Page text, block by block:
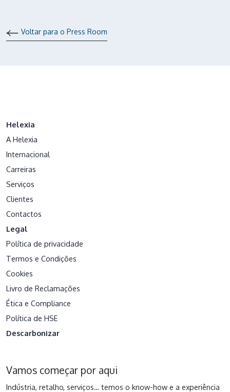
Voltar para o Press Room
Helexia
A Helexia
Internacional
Carreiras
Serviços
Clientes
Contactos
Legal
Política de privacidade
Termos e Condições
Cookies
Livro de Reclamações
Ética e Compliance
Política de HSE
Descarbonizar
Vamos começar por aqui
Indústria, retalho, serviços… temos o know-how e a experiência